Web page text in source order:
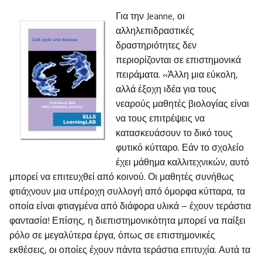
Για την Jeanne, οι
αλληλεπιδραστικές
δραστηριότητες δεν
περιορίζονται σε επιστημονικά
πειράματα. «Άλλη μια εύκολη,
αλλά έξοχη ιδέα για τους
νεαρούς μαθητές βιολογίας είναι
να τους επιτρέψεις να
κατασκευάσουν το δικό τους
φυτικό κύτταρο. Εάν το σχολείο
έχει μάθημα καλλιτεχνικών, αυτό
μπορεί να επιτευχθεί από κοινού. Οι μαθητές συνήθως
φτιάχνουν μια υπέροχη συλλογή από όμορφα κύτταρα, τα
οποία είναι φτιαγμένα από διάφορα υλικά – έχουν τεράστια
φαντασία! Επίσης, η διεπιστημονικότητα μπορεί να παίξει
ρόλο σε μεγαλύτερα έργα, όπως σε επιστημονικές
εκθέσεις, οι οποίες έχουν πάντα τεράστια επιτυχία. Αυτά τα